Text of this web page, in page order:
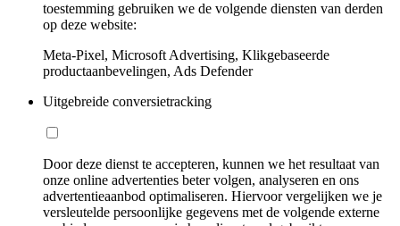
toestemming gebruiken we de volgende diensten van derden
op deze website:
Meta-Pixel, Microsoft Advertising, Klikgebaseerde
productaanbevelingen, Ads Defender
Uitgebreide conversietracking
Door deze dienst te accepteren, kunnen we het resultaat van
onze online advertenties beter volgen, analyseren en ons
advertentieaanbod optimaliseren. Hiervoor vergelijken we je
versleutelde persoonlijke gegevens met de volgende externe